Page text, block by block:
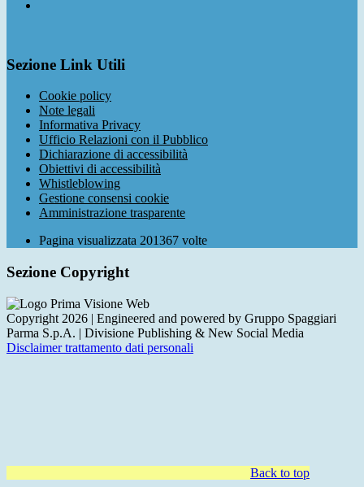
Sezione Link Utili
Cookie policy
Note legali
Informativa Privacy
Ufficio Relazioni con il Pubblico
Dichiarazione di accessibilità
Obiettivi di accessibilità
Whistleblowing
Gestione consensi cookie
Amministrazione trasparente
Pagina visualizzata 201367 volte
Sezione Copyright
Copyright 2026 | Engineered and powered by Gruppo Spaggiari
Parma S.p.A. | Divisione Publishing & New Social Media
Disclaimer trattamento dati personali
Back to top